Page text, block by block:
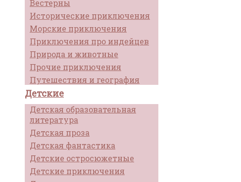
Вестерны
Исторические приключения
Морские приключения
Приключения про индейцев
Природа и животные
Прочие приключения
Путешествия и география
Детские
Детская образовательная
литература
Детская проза
Детская фантастика
Детские остросюжетные
Детские приключения